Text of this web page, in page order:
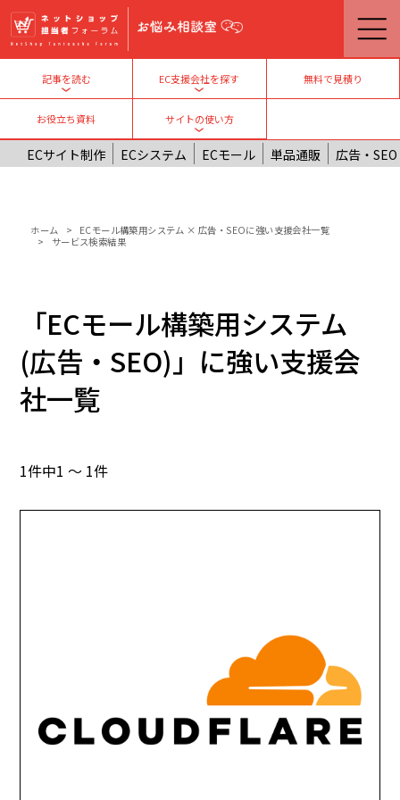
メインコンテンツに移動
記事を読む
Toggle submenu
EC支援会社を探す
Toggle submenu
無料で見積り
お役立ち資料
サイトの使い方
Toggle submenu
ECサイト制作 ECシステム ECモール 単品通販 広告・SEO
パンくず
ホーム
ECモール構築用システム × 広告・SEOに強い支援会社一覧
サービス検索結果
「ECモール構築用システム
(広告・SEO)」に強い支援会
社一覧
1件中1 ～ 1件